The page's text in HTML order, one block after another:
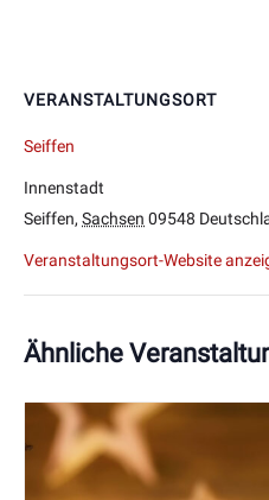
VERANSTALTUNGSORT
Seiffen
Innenstadt
Seiffen, Sachsen 09548
Veranstaltungsort-Website
Ähnliche